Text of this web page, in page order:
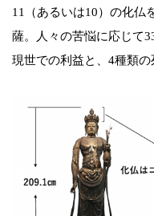
11（あるいは10）の化仏
薩。人々の苦悩に応じて
現世での利益と、4種類の